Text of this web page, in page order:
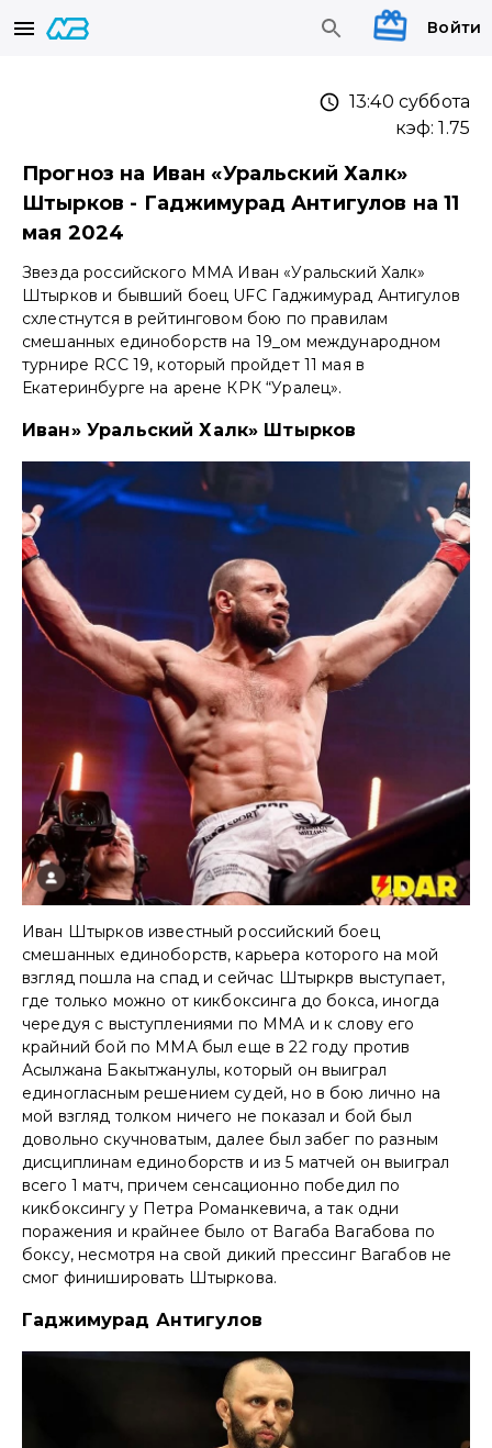
Войти
13:40 суббота
кэф:1.75
Прогноз на Иван «Уральский Халк»
Штырков - Гаджимурад Антигулов на 11
мая 2024
Звезда российского MMA Иван «Уральский Халк»
Штырков и бывший боец UFC Гаджимурад Антигулов
схлестнутся в рейтинговом бою по правилам
смешанных единоборств на 19_ом международном
турнире RCC 19, который пройдет 11 мая в
Екатеринбурге на арене КРК “Уралец».
Иван» Уральский Халк» Штырков
Иван Штырков известный российский боец
смешанных единоборств, карьера которого на мой
взгляд пошла на спад и сейчас Штыркрв выступает,
где только можно от кикбоксинга до бокса, иногда
чередуя с выступлениями по MMA и к слову его
крайний бой по MMA был еще в 22 году против
Асылжана Бакытжанулы, который он выиграл
единогласным решением судей, но в бою лично на
мой взгляд толком ничего не показал и бой был
довольно скучноватым, далее был забег по разным
дисциплинам единоборств и из 5 матчей он выиграл
всего 1 матч, причем сенсационно победил по
кикбоксингу у Петра Романкевича, а так одни
поражения и крайнее было от Вагаба Вагабова по
боксу, несмотря на свой дикий прессинг Вагабов не
смог финишировать Штыркова.
Гаджимурад Антигулов